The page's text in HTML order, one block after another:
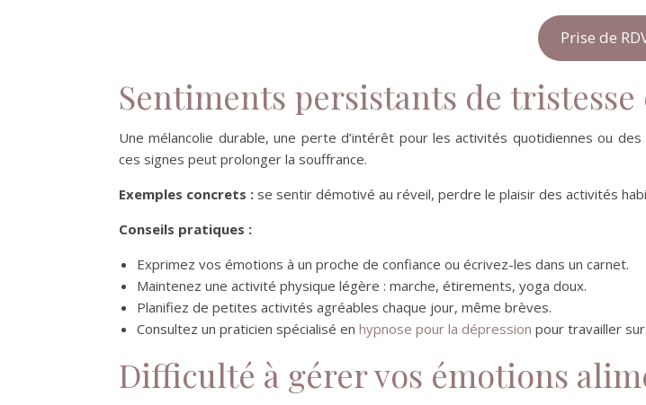
Prise de
Sentiments persistants de
Une mélancolie durable, une perte d’intérêt pour les activités quotidiennes ou
ces signes peut prolonger la souffrance.
Exemples concrets : se sentir démotivé au réveil, perdre le plaisir des activités
Conseils pratiques :
Exprimez vos émotions à un proche de confiance ou écrivez-les dans un carnet.
Maintenez une activité physique légère : marche, étirements, yoga doux.
Planifiez de petites activités agréables chaque jour, même brèves.
Consultez un praticien spécialisé en hypnose pour la dépression pour travailler
Difficulté à gérer vos émotions